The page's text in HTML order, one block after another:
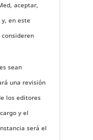
aceptar,
en este
sean
una revisión
los editores
y el
será el